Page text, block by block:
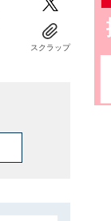
スクラップ